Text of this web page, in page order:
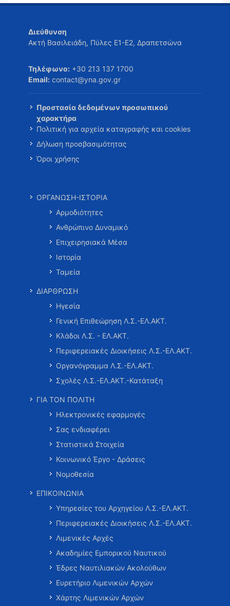
Διεύθυνση
Ακτή Βασιλειάδη, Πύλες Ε1-Ε2, Δραπετσώνα
Τηλέφωνο: +30 213 137 1700
Email: contact@yna.gov.gr
Προστασία δεδομένων προσωπικού
χαρακτήρα
Πολιτική για αρχεία καταγραφής και cookies
Δήλωση προσβασιμότητας
Όροι χρήσης
ΟΡΓΑΝΩΣΗ-ΙΣΤΟΡΙΑ
Αρμοδιότητες
Ανθρώπινο Δυναμικό
Επιχειρησιακά Μέσα
Ιστορία
Ταμεία
ΔΙΑΡΘΡΩΣΗ
Ηγεσία
Γενική Επιθεώρηση Λ.Σ.-ΕΛ.ΑΚΤ.
Κλάδοι Λ.Σ. - ΕΛ.ΑΚΤ.
Περιφερειακές Διοικήσεις Λ.Σ.-ΕΛ.ΑΚΤ.
Οργανόγραμμα Λ.Σ.-ΕΛ.ΑΚΤ.
Σχολές Λ.Σ.-ΕΛ.ΑΚΤ.-Κατάταξη
ΓΙΑ ΤΟΝ ΠΟΛΙΤΗ
Ηλεκτρονικές εφαρμογές
Σας ενδιαφέρει
Στατιστικά Στοιχεία
Κοινωνικό Έργο - Δράσεις
Νομοθεσία
ΕΠΙΚΟΙΝΩΝΙΑ
Υπηρεσίες του Αρχηγείου Λ.Σ.-ΕΛ.ΑΚΤ.
Περιφερειακές Διοικήσεις Λ.Σ.-ΕΛ.ΑΚΤ.
Λιμενικές Αρχές
Ακαδημίες Εμπορικού Ναυτικού
Έδρες Ναυτιλιακών Ακολούθων
Ευρετήριο Λιμενικών Αρχών
Χάρτης Λιμενικών Αρχών